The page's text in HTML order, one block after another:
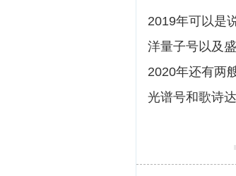
2019年可以是
洋量子号以及
2020年还有两
光谱号和歌诗